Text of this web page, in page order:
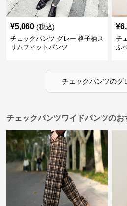
¥5,060 (税込)
チェックパンツ グレー 格子柄ス
リムフィットパンツ
¥
チ
ふ
チェックパンツのグ
チェックパンツワイドパンツのお